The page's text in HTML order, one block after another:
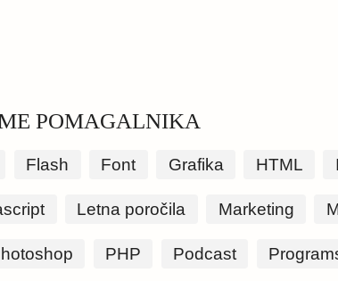
POMAGALNIKA
Flash Font Grafika HTML
Letna poročila Marketing
PHP Podcast